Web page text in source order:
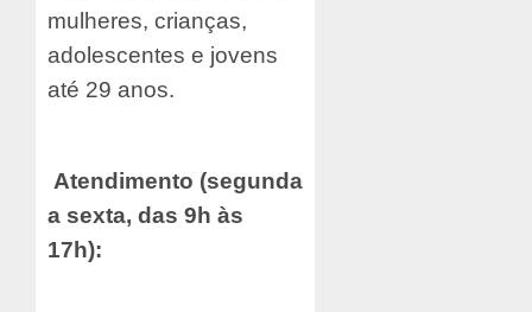
mulheres, crianças,
adolescentes e jovens
até 29 anos.
Atendimento (segunda
a sexta, das 9h às
17h):